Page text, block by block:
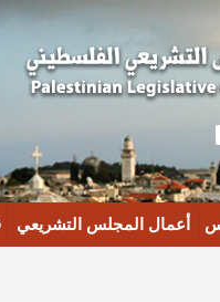
أعمال المجلس التشريعي